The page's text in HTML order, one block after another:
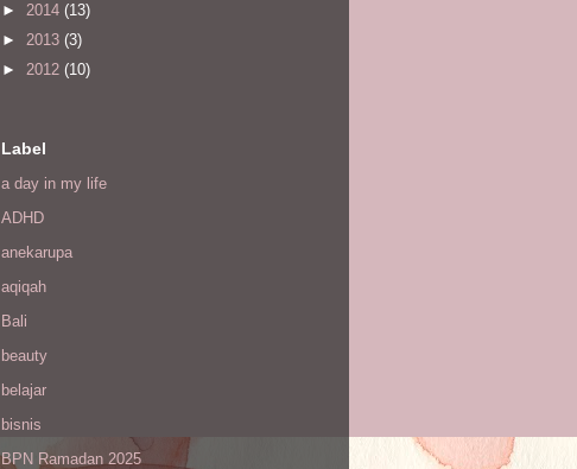
► 2014 (13)
► 2013 (3)
► 2012 (10)
Label
a day in my life
ADHD
anekarupa
aqiqah
Bali
beauty
belajar
bisnis
BPN Ramadan 2025